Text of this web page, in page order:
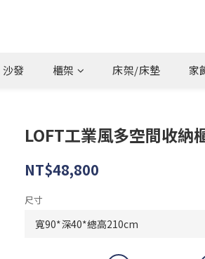
沙發 櫃架 床架/床墊 家
LOFT工業風多空間收納
NT$48,800
尺寸